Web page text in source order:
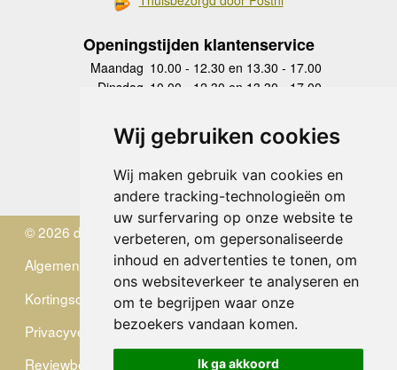
Wij gebruiken cookies
Wij maken gebruik van cookies en
andere tracking-technologieën om
uw surfervaring op onze website te
verbeteren, om gepersonaliseerde
inhoud en advertenties te tonen, om
ons websiteverkeer te analyseren en
om te begrijpen waar onze
bezoekers vandaan komen.
Ik ga akkoord
Openingstijden klantenservice
Maandag 10.00 - 12.30 en 13.30 - 17.00
Dinsdag 10.00 - 12.30 en 13.30 - 17.00
Donderdag
10.00 - 12.30 en 13.30 - 17.00
Vrijdag 10.00 - 12.30 en 13.30 - 17.00
Zaterdag
gesloten
Zondag gesloten
© 2026 de Zwerver
Algemene Voorwaarden
Kortingscode
Privacyverklaring
Reviewbeleid